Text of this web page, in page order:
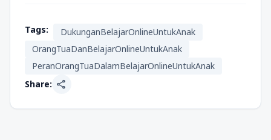
Tags:
DukunganBelajarOnlineUntukAnak
OrangTuaDanBelajarOnlineUntukAnak
PeranOrangTuaDalamBelajarOnlineUntukAnak
Share: share